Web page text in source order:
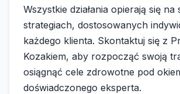
Wszystkie działania opierają się
strategiach, dostosowanych
każdego klienta. Skontaktuj się z
Kozakiem, aby rozpocząć swoją
osiągnąć cele zdrowotne pod
doświadczonego eksperta.